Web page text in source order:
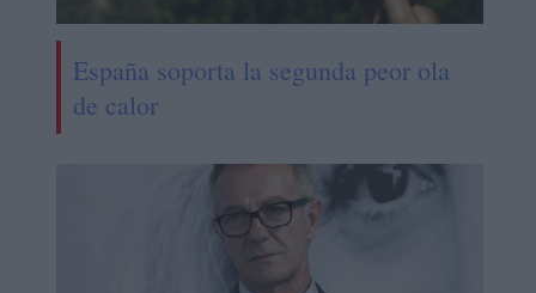
España soporta la segunda peor ola
de calor